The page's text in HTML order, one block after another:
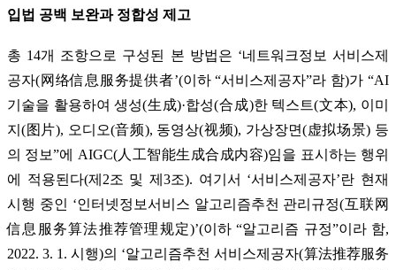
입법 공백 보완과 정합성 제고
총 14개 조항으로 구성된 본 방법은 ‘네트워크정보 서비스제
공자(网络信息服务提供者’(이하 “서비스제공자”라 함)가 “AI
기술을 활용하여 생성(生成)·합성(合成)한 텍스트(文本), 이미
지(图片), 오디오(音频), 동영상(视频), 가상장면(虚拟场景) 등
의 정보”에 AIGC(人工智能生成合成内容)임을 표시하는 행위
에 적용된다(제2조 및 제3조). 여기서 ‘서비스제공자’란 현재
시행 중인 ‘인터넷정보서비스 알고리즘추천 관리규정(互联网
信息服务算法推荐管理规定)’(이하 “알고리즘 규정”이라 함,
2022. 3. 1. 시행)의 ‘알고리즘추천 서비스제공자(算法推荐服务